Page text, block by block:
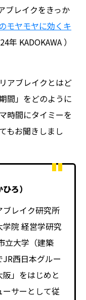
ブレイクをきっか
モヤモヤに効くキ
年 KADOKAWA ）
アブレイクとはど
間」をどのように
時間にタイミーを
もお聞きしまし
ろ）
レイク研究所
院 経営学研究
立大学（建築
西日本グルー
」をはじめと
サーとして従